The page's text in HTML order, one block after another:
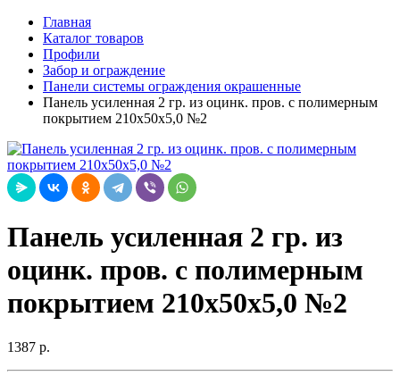
Главная
Каталог товаров
Профили
Забор и ограждение
Панели системы ограждения окрашенные
Панель усиленная 2 гр. из оцинк. пров. с полимерным
покрытием 210х50х5,0 №2
Панель усиленная 2 гр. из
оцинк. пров. с полимерным
покрытием 210х50х5,0 №2
1387 р.